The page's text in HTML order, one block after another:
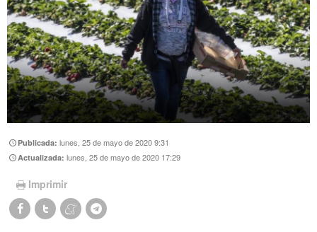
Publicada:lunes, 25 de mayo de 2020 9:31
Actualizada:lunes, 25 de mayo de 2020 17:29
Imprimir